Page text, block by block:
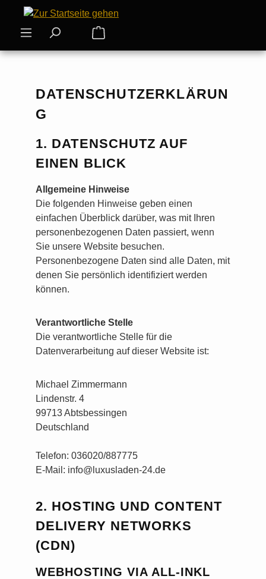
Zum Hauptinhalt springen
Warenkorb enthält 0 Positionen.
DATENSCHUTZERKLÄRUN
G
1. DATENSCHUTZ AUF
EINEN BLICK
Allgemeine Hinweise
Die folgenden Hinweise geben einen
einfachen Überblick darüber, was mit Ihren
personenbezogenen Daten passiert, wenn
Sie unsere Website besuchen.
Personenbezogene Daten sind alle Daten, mit
denen Sie persönlich identifiziert werden
können.
Verantwortliche Stelle
Die verantwortliche Stelle für die
Datenverarbeitung auf dieser Website ist:
Michael Zimmermann
Lindenstr. 4
99713 Abtsbessingen
Deutschland
Telefon: 036020/887775
E-Mail: info@luxusladen-24.de
2. HOSTING UND CONTENT
DELIVERY NETWORKS
(CDN)
WEBHOSTING VIA ALL-INKL